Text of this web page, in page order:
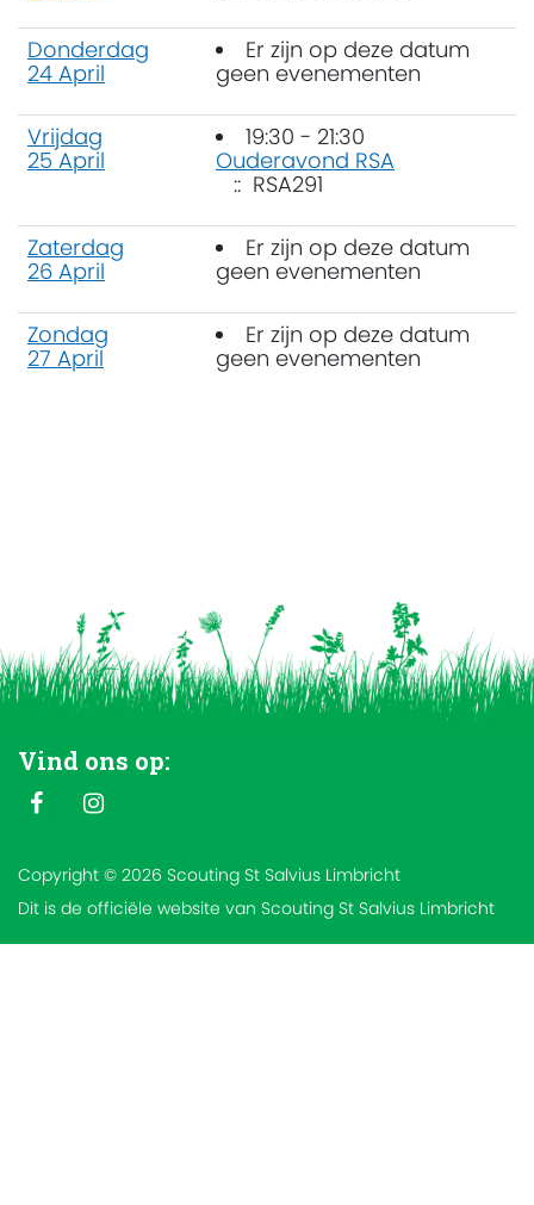
Donderdag
24 April
Er zijn op deze datum
geen evenementen
Vrijdag
25 April
19:30 - 21:30
Ouderavond RSA
:: RSA291
Zaterdag
26 April
Er zijn op deze datum
geen evenementen
Zondag
27 April
Er zijn op deze datum
geen evenementen
Vind ons op:
Copyright © 2026 Scouting St Salvius Limbricht
Dit is de officiële website van Scouting St Salvius Limbricht